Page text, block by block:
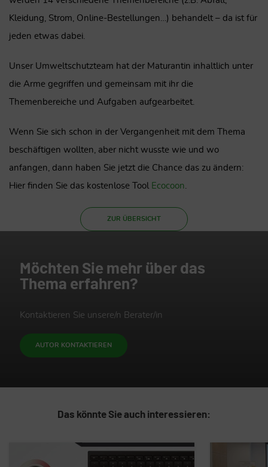
Kleidung, Strom, Online-Bestellungen…) behandelt – da ist für
jeden etwas dabei.
Unser Umweltschutzteam hat der Maturantin inhaltlich unter
die Arme gegriffen und gemeinsam mit ihr die
Themenbereiche und Aufgaben aufgearbeitet.
Wenn Sie sich schon in der Vergangenheit mit dem Thema
beschäftigen wollten, aber nicht wusste wie und wo
anfangen, dann haben Sie jetzt die Chance das zu ändern:
Hier finden Sie das kostenlose Tool Ecocoon
ZUR ÜBERSICHT
Möchten Sie mehr über das
Thema erfahren?
Kontaktieren Sie unsere/n Berater/in
AUTOR KONTAKTIEREN
Das könnte Sie auch interessieren: